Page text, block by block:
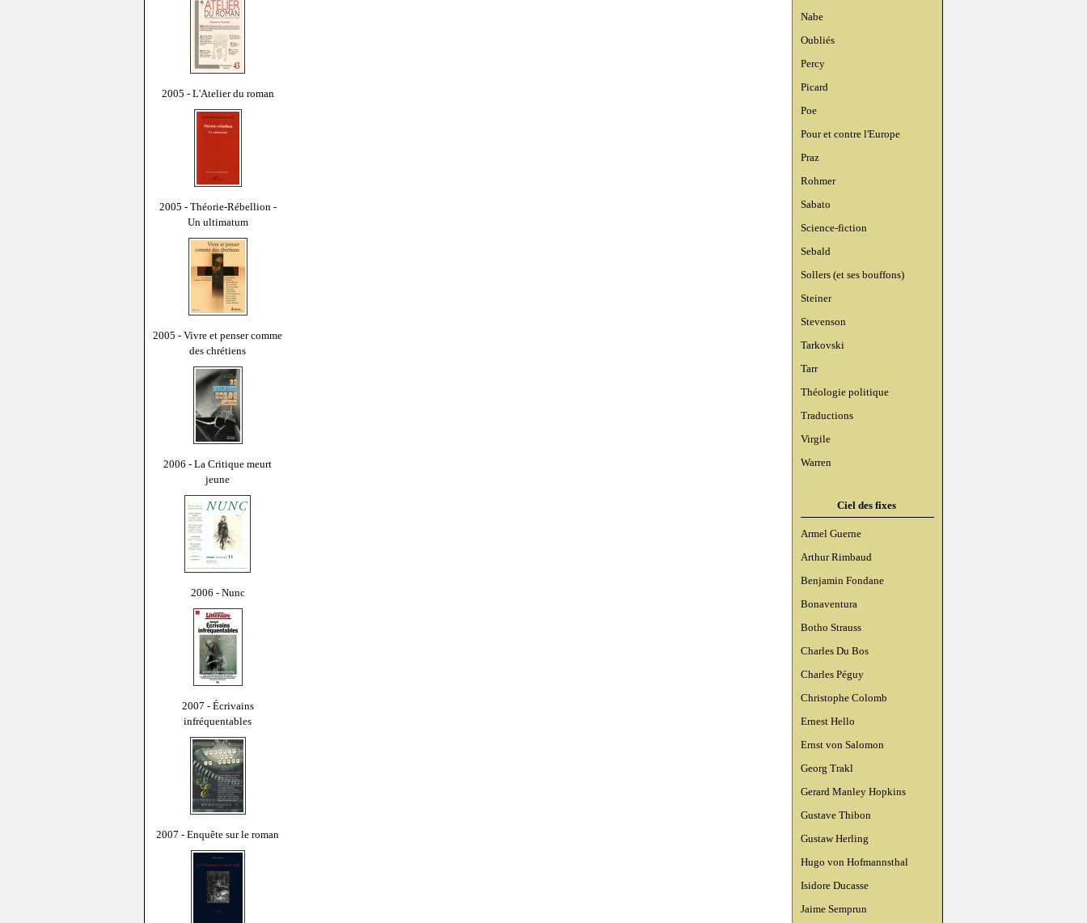
2005 - L'Atelier du roman
2005 - Théorie-Rébellion -
Un ultimatum
2005 - Vivre et penser comme
des chrétiens
2006 - La Critique meurt
jeune
2006 - Nunc
2007 - Écrivains
infréquentables
2007 - Enquête sur le roman
Nabe
Oubliés
Percy
Picard
Poe
Pour et contre l'Europe
Praz
Rohmer
Sabato
Science-fiction
Sebald
Sollers (et ses bouffons)
Steiner
Stevenson
Tarkovski
Tarr
Théologie politique
Traductions
Virgile
Warren
Ciel des fixes
Armel Guerne
Arthur Rimbaud
Benjamin Fondane
Bonaventura
Botho Strauss
Charles Du Bos
Charles Péguy
Christophe Colomb
Ernest Hello
Ernst von Salomon
Georg Trakl
Gerard Manley Hopkins
Gustave Thibon
Gustaw Herling
Hugo von Hofmannsthal
Isidore Ducasse
Jaime Semprun